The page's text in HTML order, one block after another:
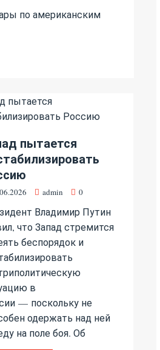
по американским
пытается
admin 0
Владимир Путин
что Запад стремится
беспорядок и
в
— поскольку не
одержать над ней
на поле боя. Об